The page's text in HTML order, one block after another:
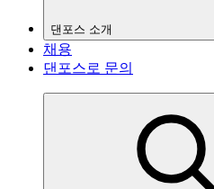
댄포스 소개
채용
댄포스로 문의